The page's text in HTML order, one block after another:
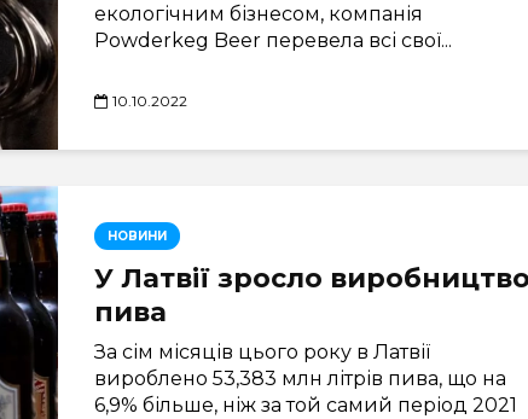
екологічним бізнесом, компанія
Powderkeg Beer перевела всі свої...
10.10.2022
НОВИНИ
У Латвії зросло
пива
За сім місяців цього року в Латвії
вироблено 53,383 млн літрів пива, що на
6,9% більше, ніж за той самий період 2021